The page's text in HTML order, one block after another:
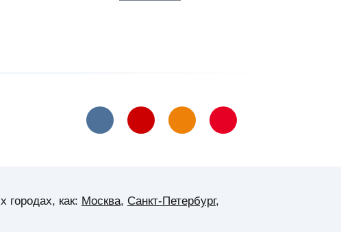
как: Москва, Санкт-Петербург,